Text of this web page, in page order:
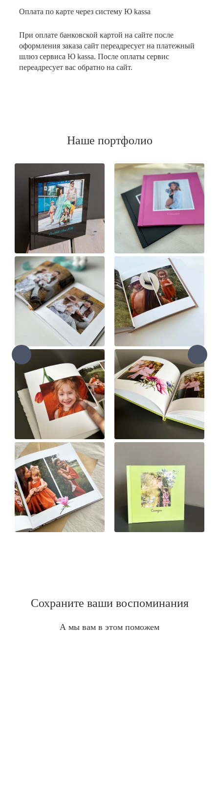
Оплата по карте через систему Ю kassa
При оплате банковской картой на сайте после
оформления заказа сайт переадресует на платежный
шлюз сервиса Ю kassa. После оплаты сервис
переадресует вас обратно на сайт.
Наше портфолио
Сохраните ваши воспоминания
А мы вам в этом поможем